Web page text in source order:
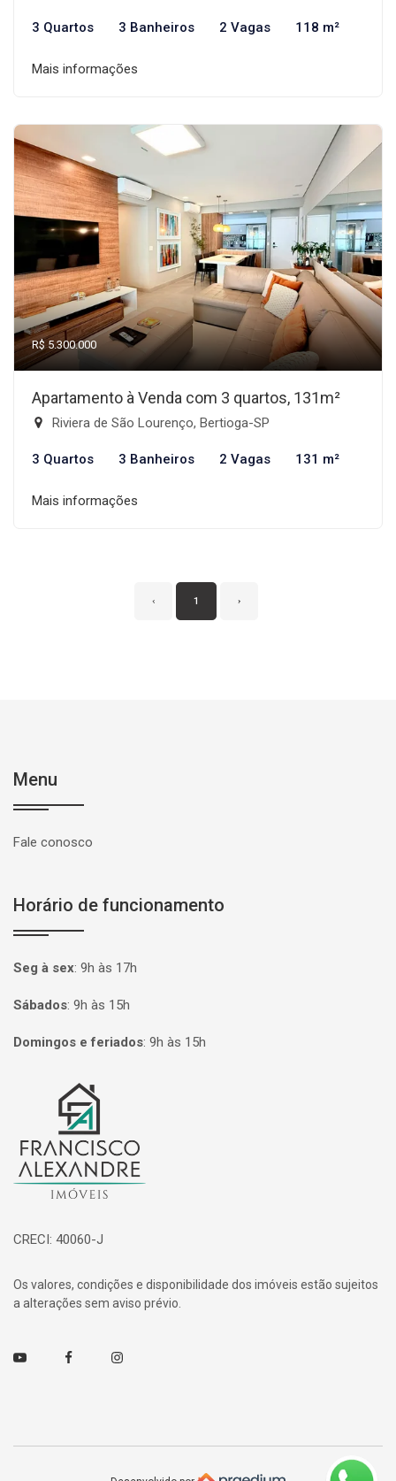
3 Quartos 3 Banheiros 2 Vagas 118 m²
Mais informações
R$ 5.300.000
Apartamento à Venda com 3 quartos, 131m²
Riviera de São Lourenço, Bertioga-SP
3 Quartos 3 Banheiros 2 Vagas 131 m²
Mais informações
‹ 1 ›
Menu
Fale conosco
Horário de funcionamento
Seg à sex: 9h às 17h
Sábados: 9h às 15h
Domingos e feriados: 9h às 15h
Página inicial
CRECI: 40060-J
Os valores, condições e disponibilidade dos imóveis estão sujeitos
a alterações sem aviso prévio.
Youtube FacebookInstagram